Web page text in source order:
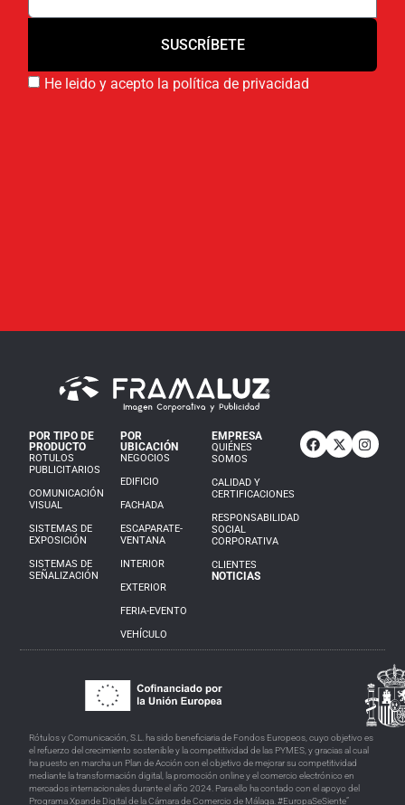
He leido y acepto la política de privacidad
SUSCRÍBETE
POR TIPO DE
PRODUCTO
ROTULOS
PUBLICITARIOS
COMUNICACIÓN
VISUAL
SISTEMAS DE
EXPOSICIÓN
SISTEMAS DE
SEÑALIZACIÓN
POR
UBICACIÓN
NEGOCIOS
EDIFICIO
FACHADA
ESCAPARATE-
VENTANA
INTERIOR
EXTERIOR
FERIA-EVENTO
VEHÍCULO
EMPRESA
QUIÉNES
SOMOS
CALIDAD Y
CERTIFICACIONES
RESPONSABILIDAD
SOCIAL
CORPORATIVA
CLIENTES
NOTICIAS
Rótulos y Comunicación, S.L. ha sido beneficiaria de Fondos Europeos, cuyo objetivo es
el refuerzo del crecimiento sostenible y la competitividad de las PYMES, y gracias al cual
ha puesto en marcha un Plan de Acción con el objetivo de mejorar su competitividad
mediante la transformación digital, la promoción online y el comercio electrónico en
mercados internacionales durante el año 2024. Para ello ha contado con el apoyo del
Programa Xpande Digital de la Cámara de Comercio de Málaga. #EuropaSeSiente”